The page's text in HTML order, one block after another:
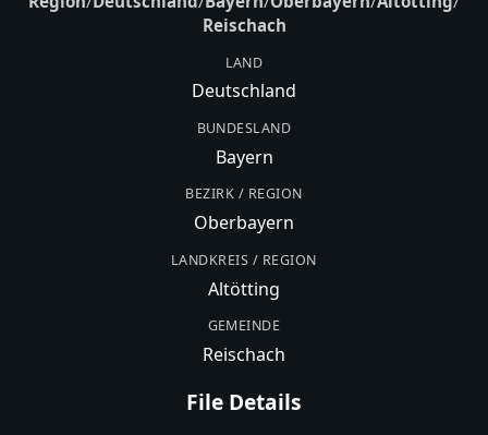
Reischach
LAND
Deutschland
BUNDESLAND
Bayern
BEZIRK / REGION
Oberbayern
LANDKREIS / REGION
Altötting
GEMEINDE
Reischach
File Details